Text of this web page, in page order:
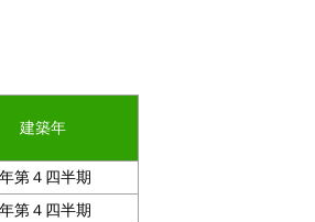
建築年
第４四半期
第４四半期